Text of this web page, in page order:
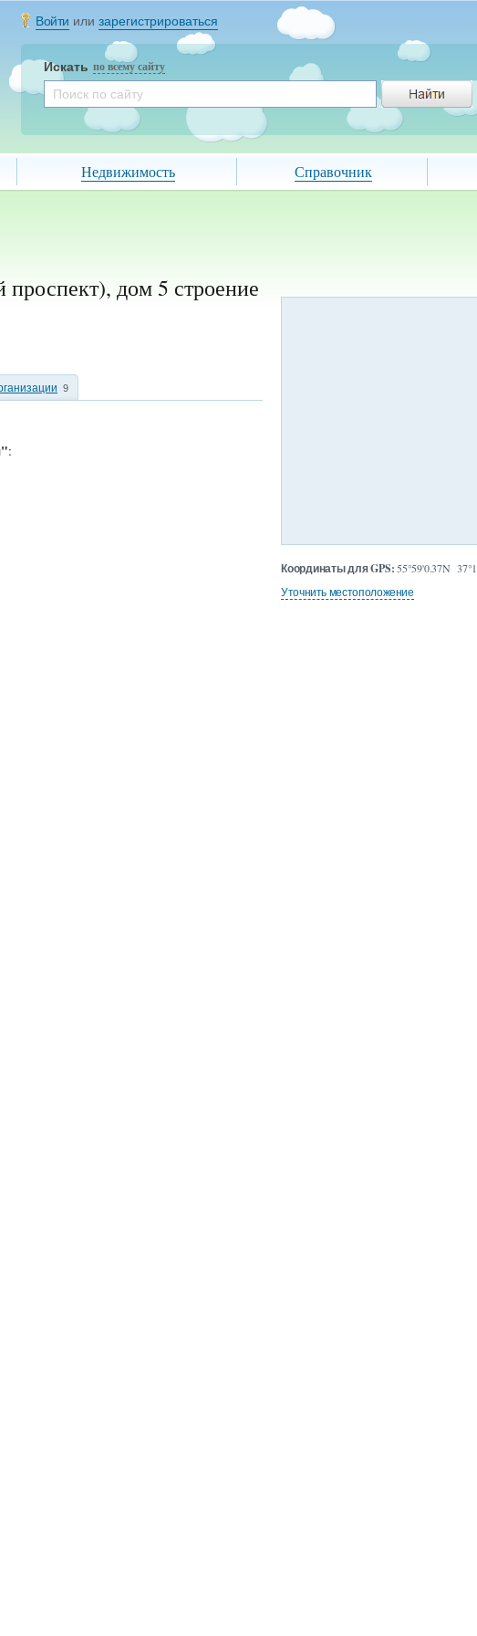
Войти или зарегистрироваться
Искать по всему сайту
Недвижимость Справочник
проспект), дом 5 строение
9
:
Координаты для GPS: 55°59'0.37N
Уточнить местоположение